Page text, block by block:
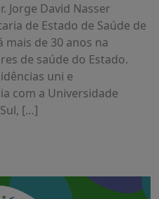
Jorge David Nasser
de Estado de Saúde de
mais de 30 anos na
de saúde do Estado.
uni e
com a Universidade
[…]